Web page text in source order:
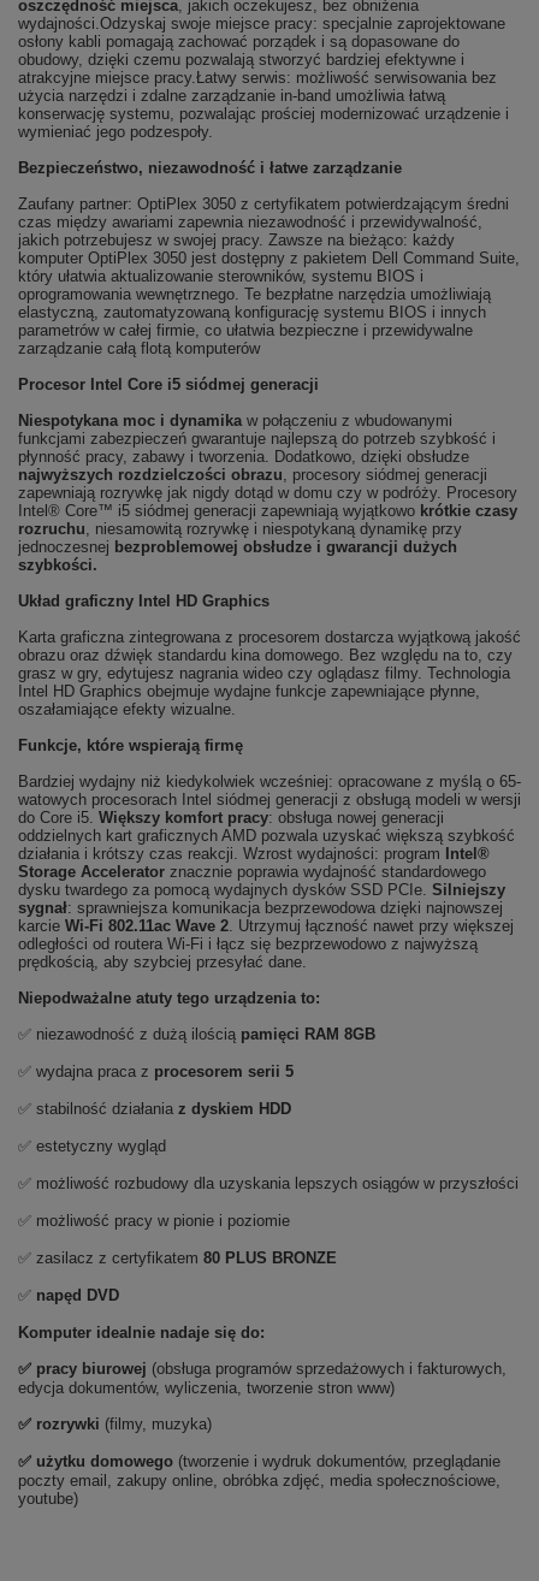
oszczędność miejsca, jakich oczekujesz, bez obniżenia
wydajności.Odzyskaj swoje miejsce pracy: specjalnie zaprojektowane
osłony kabli pomagają zachować porządek i są dopasowane do
obudowy, dzięki czemu pozwalają stworzyć bardziej efektywne i
atrakcyjne miejsce pracy.Łatwy serwis: możliwość serwisowania bez
użycia narzędzi i zdalne zarządzanie in-band umożliwia łatwą
konserwację systemu, pozwalając prościej modernizować urządzenie i
wymieniać jego podzespoły.
Bezpieczeństwo, niezawodność i łatwe zarządzanie
Zaufany partner: OptiPlex 3050 z certyfikatem potwierdzającym średni
czas między awariami zapewnia niezawodność i przewidywalność,
jakich potrzebujesz w swojej pracy. Zawsze na bieżąco: każdy
komputer OptiPlex 3050 jest dostępny z pakietem Dell Command Suite,
który ułatwia aktualizowanie sterowników, systemu BIOS i
oprogramowania wewnętrznego. Te bezpłatne narzędzia umożliwiają
elastyczną, zautomatyzowaną konfigurację systemu BIOS i innych
parametrów w całej firmie, co ułatwia bezpieczne i przewidywalne
zarządzanie całą flotą komputerów
Procesor Intel Core i5 siódmej generacji
Niespotykana moc i dynamikaw połączeniu z wbudowanymi
funkcjami zabezpieczeń gwarantuje najlepszą do potrzeb szybkość i
płynność pracy, zabawy i tworzenia. Dodatkowo, dzięki obsłudze
najwyższych rozdzielczości obrazu, procesory siódmej generacji
zapewniają rozrywkę jak nigdy dotąd w domu czy w podróży. Procesory
Intel® Core™ i5 siódmej generacji zapewniają wyjątkowo krótkie czasy
rozruchu, niesamowitą rozrywkę i niespotykaną dynamikę przy
jednoczesnej bezproblemowej obsłudze i gwarancji dużych
szybkości.
Układ graficzny Intel HD Graphics
Karta graficzna zintegrowana z procesorem dostarcza wyjątkową jakość
obrazu oraz dźwięk standardu kina domowego. Bez względu na to, czy
grasz w gry, edytujesz nagrania wideo czy oglądasz filmy. Technologia
Intel HD Graphics obejmuje wydajne funkcje zapewniające płynne,
oszałamiające efekty wizualne.
Funkcje, które wspierają firmę
Bardziej wydajny niż kiedykolwiek wcześniej: opracowane z myślą o 65-
watowych procesorach Intel siódmej generacji z obsługą modeli w wersji
do Core i5. Większy komfort pracy: obsługa nowej generacji
oddzielnych kart graficznych AMD pozwala uzyskać większą szybkość
działania i krótszy czas reakcji. Wzrost wydajności: program
Intel®
Storage Accelerator znacznie poprawia wydajność standardowego
dysku twardego za pomocą wydajnych dysków SSD PCIe. Silniejszy
sygnał: sprawniejsza komunikacja bezprzewodowa dzięki najnowszej
karcie Wi-Fi 802.11ac Wave 2. Utrzymuj łączność nawet przy większej
odległości od routera Wi-Fi i łącz się bezprzewodowo z najwyższą
prędkością, aby szybciej przesyłać dane.
Niepodważalne atuty tego urządzenia to:
✅ niezawodność z dużą ilością pamięci RAM 8GB
✅ wydajna praca z procesorem serii 5
✅ stabilność działania z dyskiem HDD
✅ estetyczny wygląd
✅ możliwość rozbudowy dla uzyskania lepszych osiągów w przyszłości
✅ możliwość pracy w pionie i poziomie
✅ zasilacz z certyfikatem 80 PLUS BRONZE
✅ napęd DVD
Komputer idealnie nadaje się do:
✅ pracy biurowej (obsługa programów sprzedażowych i fakturowych,
edycja dokumentów, wyliczenia, tworzenie stron www)
✅ rozrywki (filmy, muzyka)
✅ użytku domowego (tworzenie i wydruk dokumentów, przeglądanie
poczty email, zakupy online, obróbka zdjęć, media społecznościowe,
youtube)